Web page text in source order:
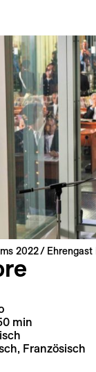
2022 Ehrengast
min
Französisch